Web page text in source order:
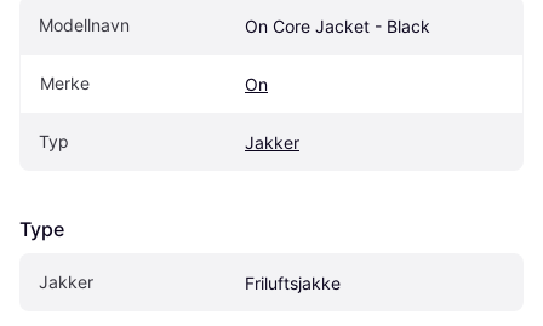
Modellnavn On Core Jacket - Black
Merke On
Typ Jakker
Type
Jakker Friluftsjakke